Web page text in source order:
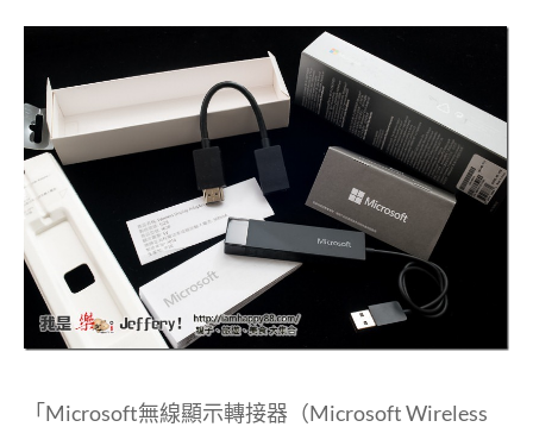
「Microsoft無線顯示轉接器（Microsoft Wireless